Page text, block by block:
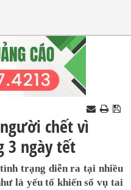
chết vì
3 ngày tết
trạng diễn ra tại nhiều
là yếu tố khiến số vụ tai